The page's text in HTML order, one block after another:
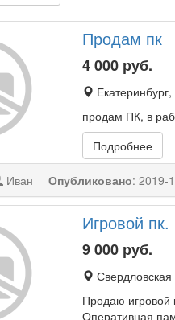
Продам пк
4 000 руб.
продам ПК, в
Подробнее
Иван Опубликовано: 2019-
Игровой
9 000 руб.
Продаю игровой
Оперативная